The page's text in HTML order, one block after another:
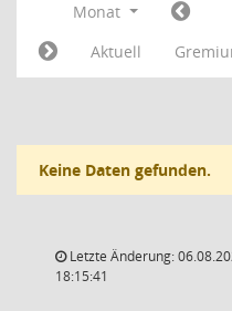
Monat
Aktuell
Keine Daten gefunden.
Letzte Änderung:
18:15:41